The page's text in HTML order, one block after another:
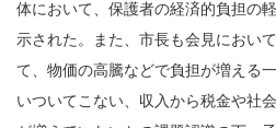
体において、保護者の経済的負担の
示された。また、市長も会見におい
て、物価の高騰などで負担が増える
いついてこない、収入から税金や社